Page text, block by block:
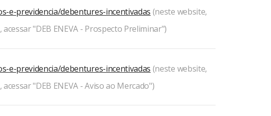
e-previdencia/debentures-incentivadas (neste website,
"DEB ENEVA - Prospecto Preliminar")
e-previdencia/debentures-incentivadas (neste website,
"DEB ENEVA - Aviso ao Mercado")